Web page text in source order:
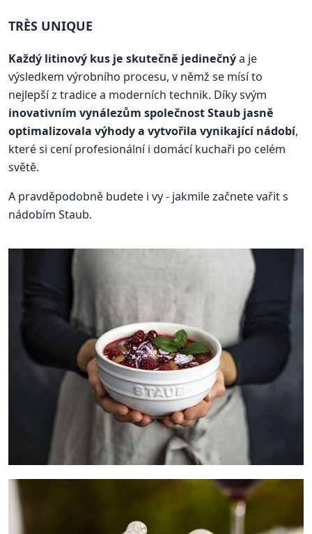
TRÈS UNIQUE
Každý litinový kus je skutečně jedinečnýa je
výsledkem výrobního procesu, v němž se mísí to
nejlepší z tradice a moderních technik. Díky svým
inovativním vynálezům společnost Staub jasně
optimalizovala výhody a vytvořila vynikající nádobí,
které si cení profesionální i domácí kuchaři po celém
světě.
A pravděpodobně budete i vy - jakmile začnete vařit s
nádobím Staub.